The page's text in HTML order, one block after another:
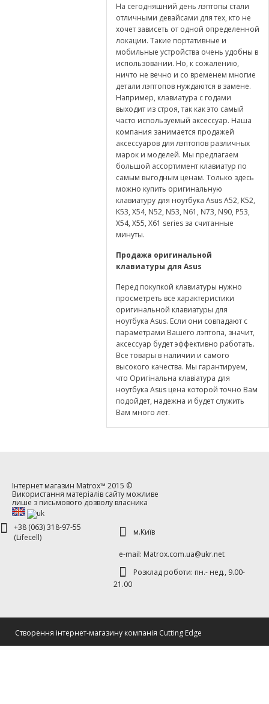
На сегодняшний день лэптопы стали
отличными девайсами для тех, кто не
хочет зависеть от одной определенной
локации. Такие портативные и
мобильные устройства очень удобны в
использовании. Но, к сожалению,
ничто не вечно и со временем многие
детали лэптопов нуждаются в замене.
Например, клавиатура с годами
выходит из строя, так как это самый
часто используемый аксессуар. Наша
компания занимается продажей
аксессуаров для лэптопов различных
марок и моделей. Мы предлагаем
большой ассортимент клавиатур по
самым выгодным ценам. Только здесь
можно купить оригинальную
клавиатуру для ноутбука Asus A52, K52,
K53, X54, N52, N53, N61, N73, N90, P53,
X54, X55, X61 series за считанные
минуты.
Продажа оригинальной
клавиатуры для Asus
Перед покупкой клавиатуры нужно
просметреть все характеристики
оригинальной клавиатуры для
ноутбука Asus. Если они совпадают с
параметрами Вашего лэптопа, значит,
аксессуар будет эффективно работать.
Все товары в наличии и самого
высокого качества. Мы гарантируем,
что Оригінальна клавіатура для
ноутбука Asus цена которой точно Вам
подойдет, надежна и будет служить
Вам много лет.
Інтернет магазин Matrox™ 2015 ©
Використання матеріалів сайту можливе
лише з письмового дозволу власника
+38 (063) 318-97-55
(Lifecell)
м.Київ
е-mаil: Matrox.com.ua@ukr.net
Розклад роботи: пн.- нед., 9.00-
21.00
Cтворення інтернет-магазину компанія Cutting Edge